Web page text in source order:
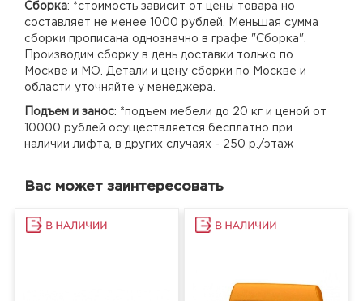
Сборка: *стоимость зависит от цены товара но
составляет не менее 1000 рублей. Меньшая сумма
сборки прописана однозначно в графе "Сборка".
Производим сборку в день доставки только по
Москве и МО. Детали и цену сборки по Москве и
области уточняйте у менеджера.
Подъем и занос: *подъем мебели до 20 кг и ценой от
10000 рублей осуществляется бесплатно при
наличии лифта, в других случаях - 250 р./этаж
Вас может заинтересовать